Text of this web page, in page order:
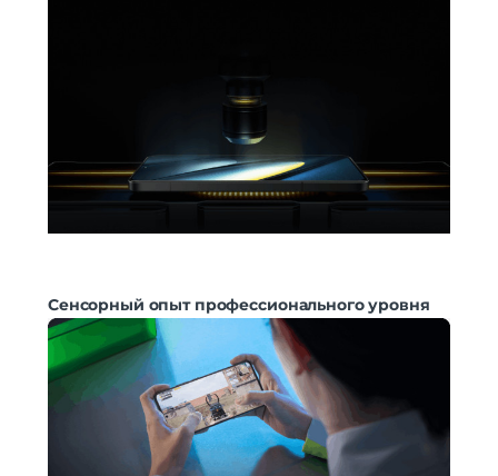
Сенсорный опыт профессионального уровня